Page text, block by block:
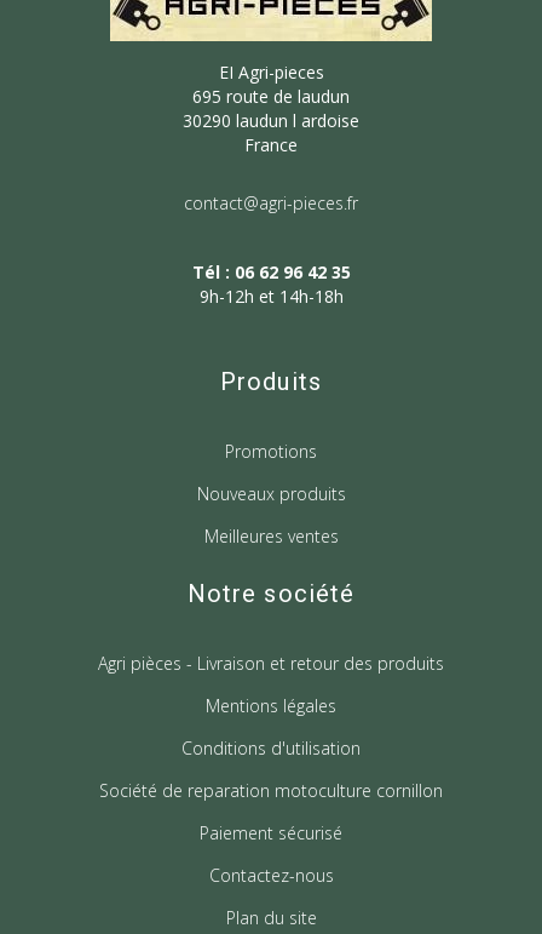
EI Agri-pieces
695 route de laudun
30290 laudun l ardoise
France
contact@agri-pieces.fr
Tél : 06 62 96 42 35
9h-12h et 14h-18h
Produits
Promotions
Nouveaux produits
Meilleures ventes
Notre société
Agri pièces - Livraison et retour des produits
Mentions légales
Conditions d'utilisation
Société de reparation motoculture cornillon
Paiement sécurisé
Contactez-nous
Plan du site